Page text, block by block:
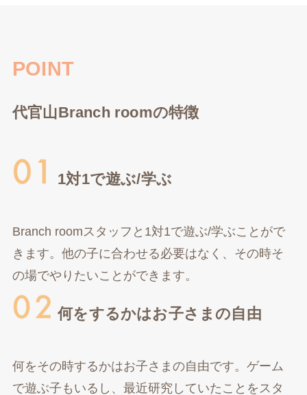
POINT
代官山Branch roomの特徴
1対1で遊ぶ/学ぶ
Branch roomスタッフと1対1で遊ぶ/学ぶことがで
きます。他の子に合わせる必要はなく、その時そ
の場でやりたいことができます。
何をするかはお子さまの自由
何をその時するかはお子さまの自由です。ゲーム
で遊ぶ子もいるし、最近研究していたことをスタ